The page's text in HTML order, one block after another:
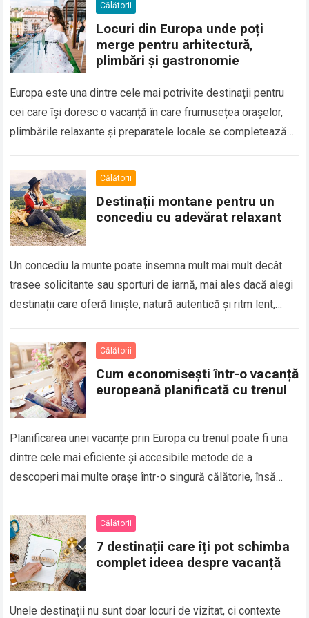
Călătorii
Locuri din Europa unde poți
merge pentru arhitectură,
plimbări și gastronomie
Europa este una dintre cele mai potrivite destinații pentru
cei care își doresc o vacanță în care frumusețea orașelor,
plimbările relaxante și preparatele locale se completează
Călătorii
Destinații montane pentru un
concediu cu adevărat relaxant
Un concediu la munte poate însemna mult mai mult decât
trasee solicitante sau sporturi de iarnă, mai ales dacă alegi
destinații care oferă liniște, natură autentică și ritm lent,
Călătorii
Cum economisești într-o vacanță
europeană planificată cu trenul
Planificarea unei vacanțe prin Europa cu trenul poate fi una
dintre cele mai eficiente și accesibile metode de a
descoperi mai multe orașe într-o singură călătorie, însă
Călătorii
7 destinații care îți pot schimba
complet ideea despre vacanță
Unele destinații nu sunt doar locuri de vizitat, ci contexte